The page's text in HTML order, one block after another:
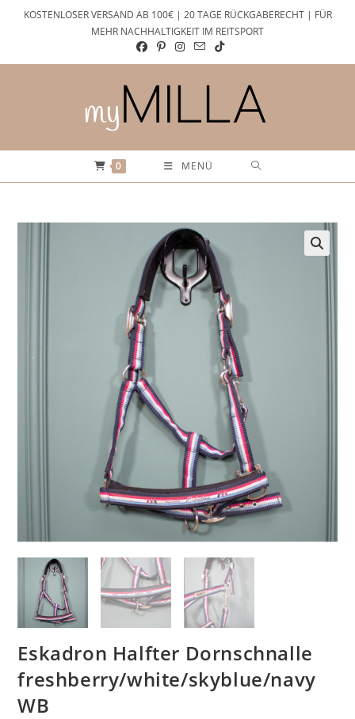
KOSTENLOSER VERSAND AB 100€ | 20 TAGE RÜCKGABERECHT | FÜR
MEHR NACHHALTIGKEIT IM REITSPORT
0 MENÜ
Eskadron Halfter Dornschnalle
freshberry/white/skyblue/navy
WB